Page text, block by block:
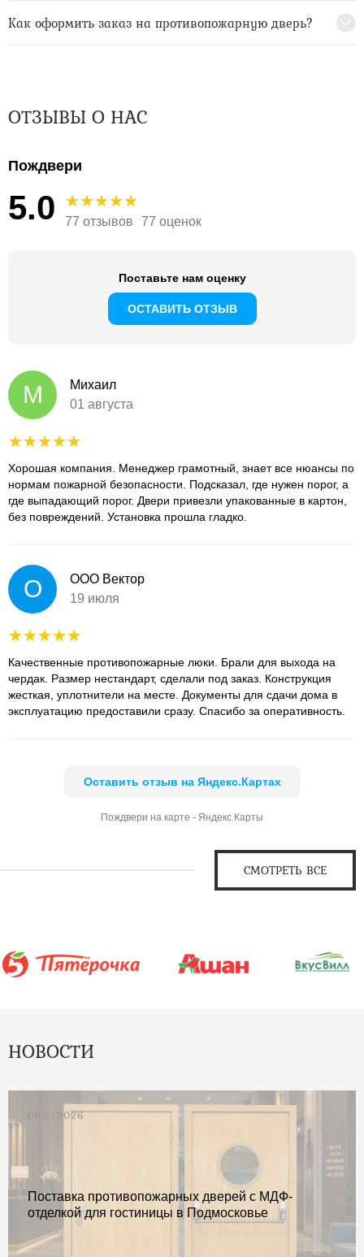
Как оформить заказ на противопожарную дверь?
ОТЗЫВЫ О НАС
Пождвери
5.0 77 отзывов 77 оценок
Поставьте нам оценку
ОСТАВИТЬ ОТЗЫВ
М
Михаил
01 августа
Хорошая компания. Менеджер грамотный, знает все нюансы по
нормам пожарной безопасности. Подсказал, где нужен порог, а
где выпадающий порог. Двери привезли упакованные в картон,
без повреждений. Установка прошла гладко.
О
ООО Вектор
19 июля
Качественные противопожарные люки. Брали для выхода на
чердак. Размер нестандарт, сделали под заказ. Конструкция
жесткая, уплотнители на месте. Документы для сдачи дома в
эксплуатацию предоставили сразу. Спасибо за оперативность.
Оставить отзыв на Яндекс.Картах
Пождвери на карте - Яндекс.Карты
СМОТРЕТЬ ВСЕ
НОВОСТИ
06.07.2026
Поставка противопожарных дверей с МДФ-
отделкой для гостиницы в Подмосковье